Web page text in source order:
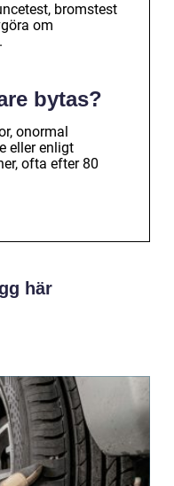
bromstest
om
bytas?
onormal
eller enligt
ofta efter 80
här